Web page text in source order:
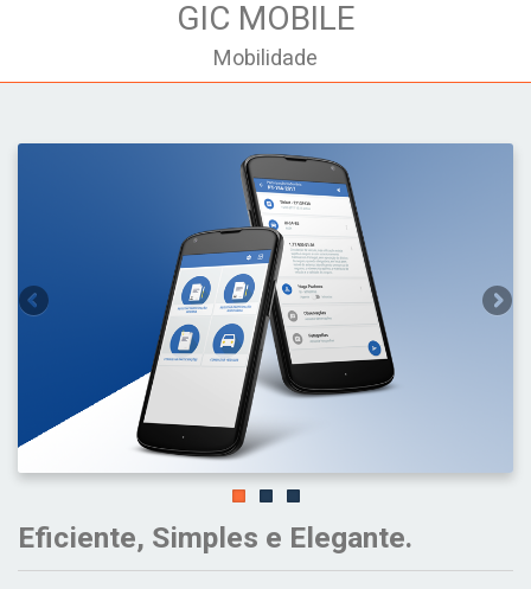
GIC MOBILE
Mobilidade
Eficiente, Simples e Elegante.